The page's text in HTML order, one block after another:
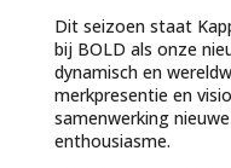
Dit seizoen staat
bij BOLD als onze
dynamisch en
merkpresentie en
samenwerking
enthousiasme.